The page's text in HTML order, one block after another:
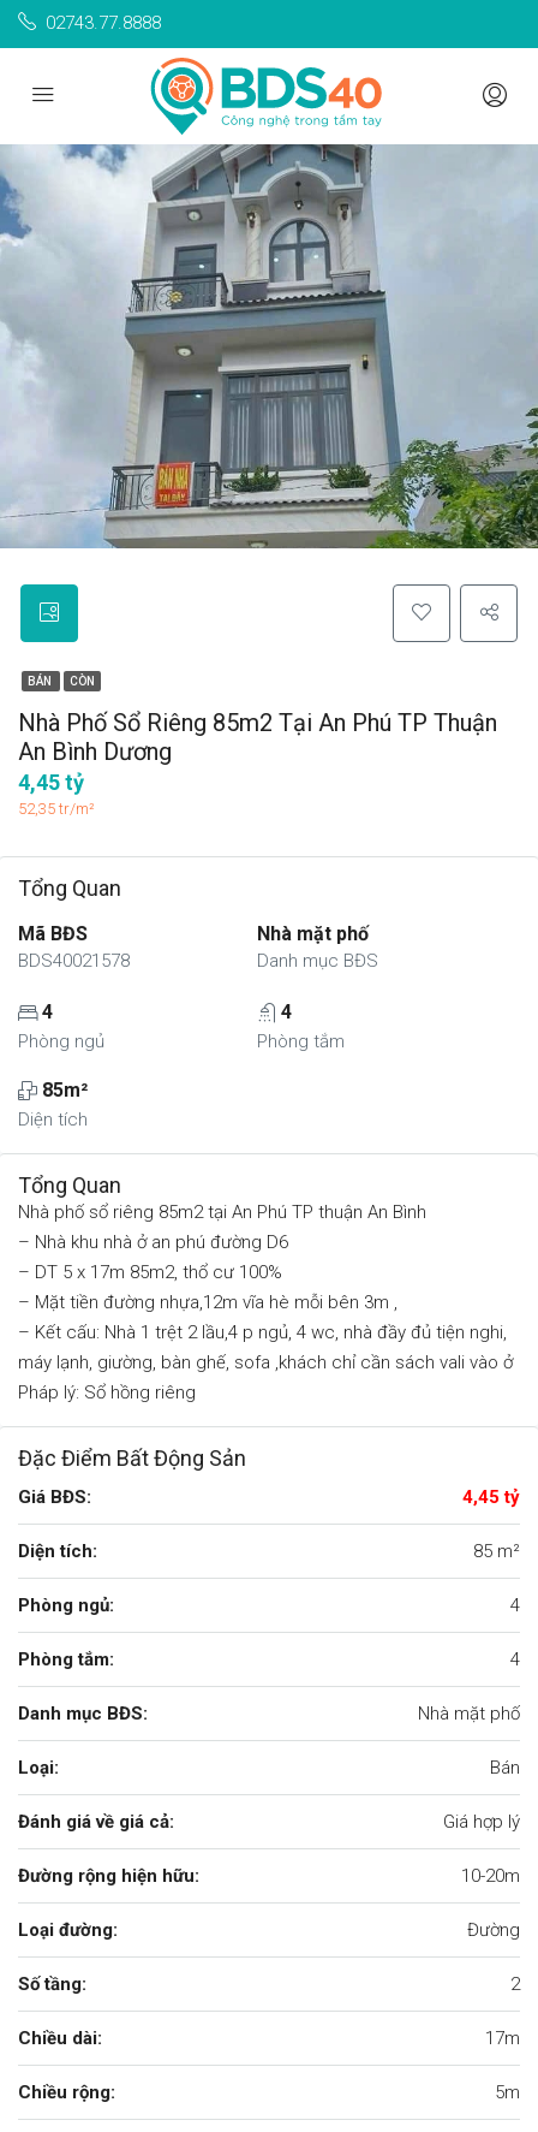
02743.77.8888
BÁN CÒN
Nhà Phố Sổ Riêng 85m2 Tại An Phú TP Thuận
An Bình Dương
4,45 tỷ
52,35 tr/m²
Tổng Quan
Mã BĐS
BDS40021578
Nhà mặt phố
Danh mục BĐS
4
Phòng ngủ
4
Phòng tắm
85m²
Diện tích
Tổng Quan
Nhà phố sổ riêng 85m2 tại An Phú TP thuận An Bình
– Nhà khu nhà ở an phú đường D6
– DT 5 x 17m 85m2, thổ cư 100%
– Mặt tiền đường nhựa,12m vĩa hè mỗi bên 3m ,
– Kết cấu: Nhà 1 trệt 2 lầu,4 p ngủ, 4 wc, nhà đầy đủ tiện nghi,
máy lạnh, giường, bàn ghế, sofa ,khách chỉ cần sách vali vào ở
Pháp lý: Sổ hồng riêng
Đặc Điểm Bất Động Sản
Giá BĐS: 4,45 tỷ
Diện tích: 85 m²
Phòng ngủ: 4
Phòng tắm: 4
Danh mục BĐS: Nhà mặt phố
Loại: Bán
Đánh giá về giá cả: Giá hợp lý
Đường rộng hiện hữu: 10-20m
Loại đường: Đường
Số tầng: 2
Chiều dài: 17m
Chiều rộng: 5m